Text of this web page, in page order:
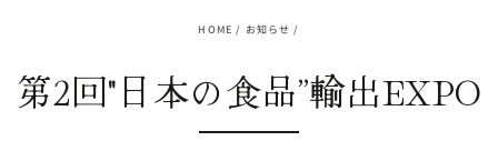
HOME / お知らせ /
第2回"日本の食品”輸出EXPO